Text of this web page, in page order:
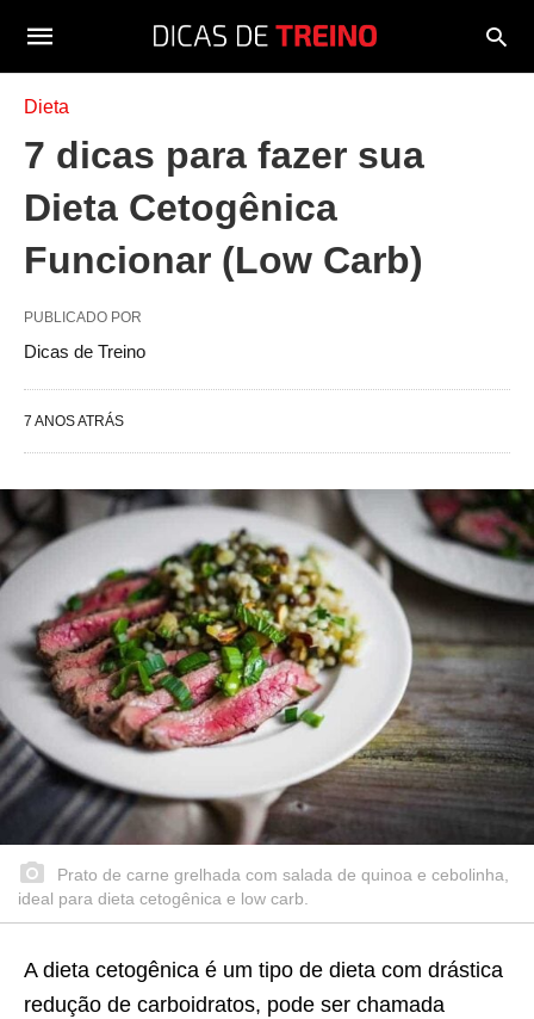
Dieta
7 dicas para fazer sua
Dieta Cetogênica
Funcionar (Low Carb)
PUBLICADO POR
Dicas de Treino
7 ANOS ATRÁS
Prato de carne grelhada com salada de quinoa e cebolinha,
ideal para dieta cetogênica e low carb.
A dieta cetogênica é um tipo de dieta com drástica
redução de carboidratos, pode ser chamada